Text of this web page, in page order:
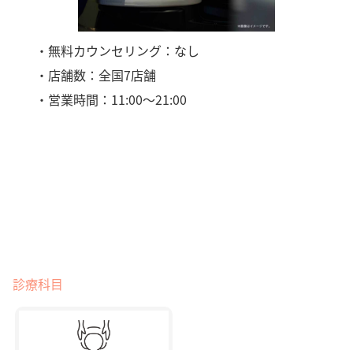
・無料カウンセリング：なし
・店舗数：全国7店舗
・営業時間：11:00～21:00
診療科目